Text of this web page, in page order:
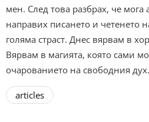
мен. След това разбрах, че мога
направих писането и четенето
голяма страст. Днес вярвам в
Вярвам в магията, която сами
очарованието на свободния дух.
articles